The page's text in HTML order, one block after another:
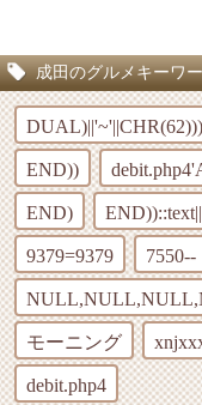
成田のグルメキーワ
DUAL)||'~'||CHR(62)))
END))
END)
9379=9379 7550--
モーニング
debit.php4